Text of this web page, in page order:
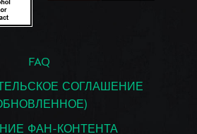
FAQ
СОГЛАШЕНИЕ
ФАН-КОНТЕНТА